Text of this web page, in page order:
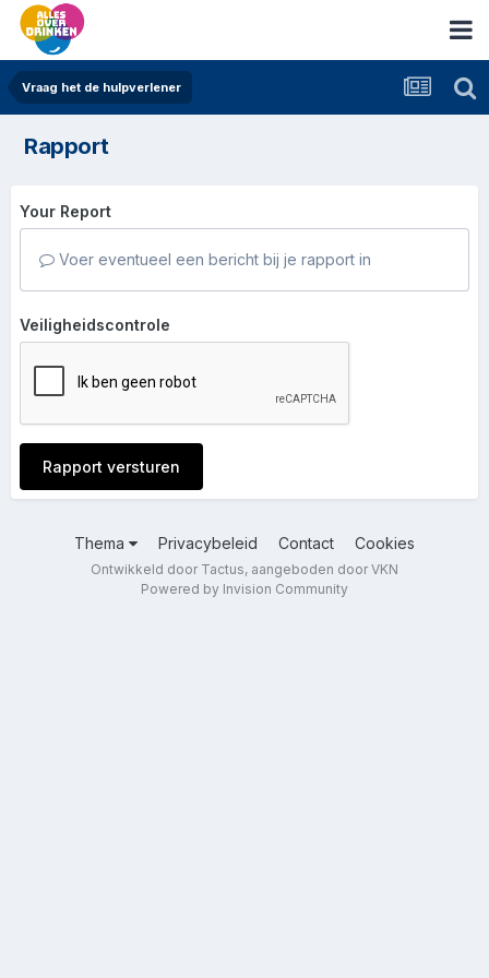
Vraag het de hulpverlener
Rapport
Your Report
Voer eventueel een bericht bij je rapport in
Veiligheidscontrole
Rapport versturen
Thema Privacybeleid Contact Cookies
Ontwikkeld door Tactus, aangeboden door VKN
Powered by Invision Community